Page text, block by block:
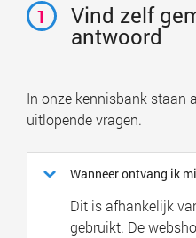
1 Vind zelf
antwoord
In onze kennisbank staan
uitlopende vragen.
Wanneer ontvang ik
Dit is afhankelijk
gebruikt. De